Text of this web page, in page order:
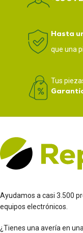
Hasta
que una
Tus
Ayudamos a casi 3.500
equipos electrónicos.
¿Tienes una avería en